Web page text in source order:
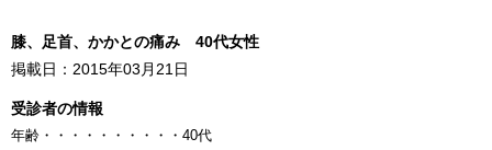
膝、足首、かかとの痛み 40代女性
掲載日：2015年03月21日
受診者の情報
年齢 ・・・・・・・・・・ 40代